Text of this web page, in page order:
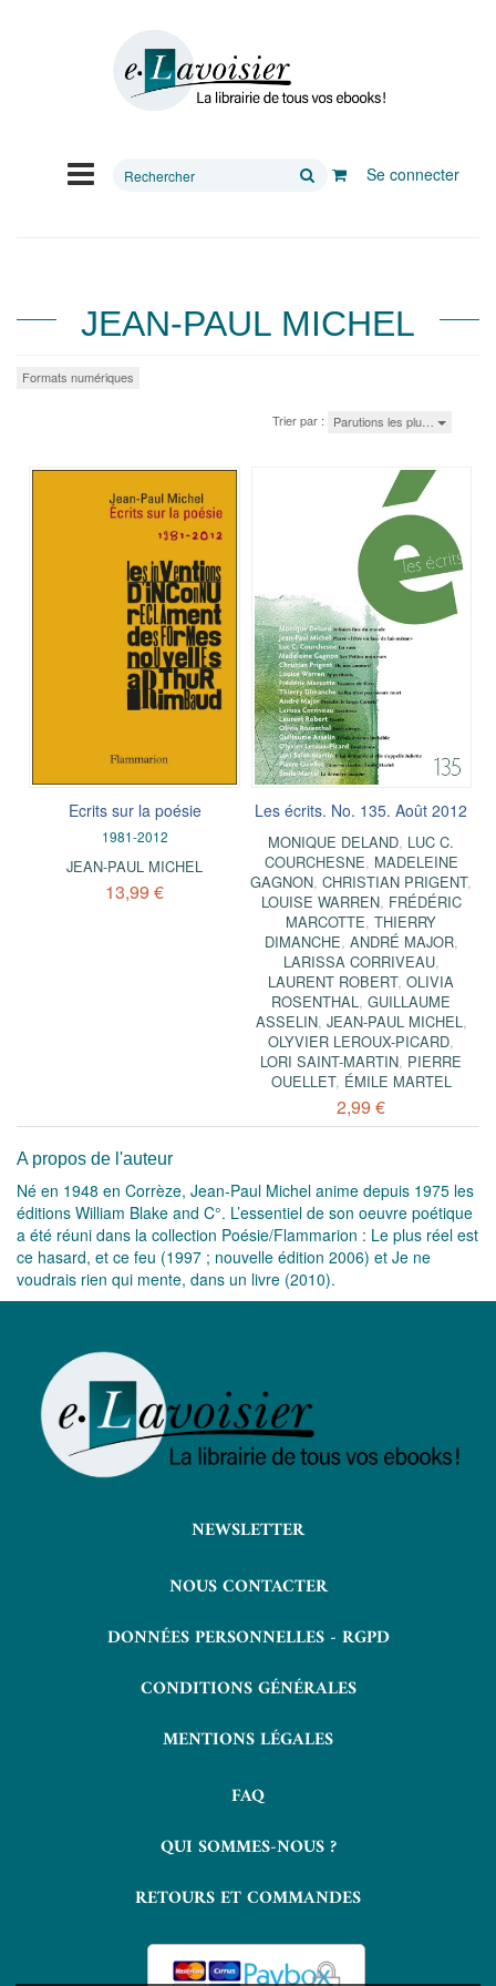
Rechercher
Se connecter
JEAN-PAUL MICHEL
Formats numériques
Trier par : Parutions les plu…
Ecrits sur la poésie
1981-2012
JEAN-PAUL MICHEL
13,99 €
Les écrits. No. 135. Août 2012
MONIQUE DELAND, LUC C.
COURCHESNE, MADELEINE
GAGNON,CHRISTIAN PRIGENT,
LOUISE WARREN, FRÉDÉRIC
MARCOTTE,THIERRY
DIMANCHE, ANDRÉ MAJOR,
LARISSA CORRIVEAU,
LAURENT ROBERT,OLIVIA
ROSENTHAL,GUILLAUME
ASSELIN, JEAN-PAUL MICHEL,
OLYVIER LEROUX-PICARD,
LORI SAINT-MARTIN, PIERRE
OUELLET, ÉMILE MARTEL
2,99 €
A propos de l'auteur
Né en 1948 en Corrèze, Jean-Paul Michel anime depuis 1975 les
éditions William Blake and C°. L’essentiel de son oeuvre poétique
a été réuni dans la collection Poésie/Flammarion : Le plus réel est
ce hasard, et ce feu (1997 ; nouvelle édition 2006) et Je ne
voudrais rien qui mente, dans un livre (2010).
NEWSLETTER
NOUS CONTACTER
DONNÉES PERSONNELLES - RGPD
CONDITIONS GÉNÉRALES
MENTIONS LÉGALES
FAQ
QUI SOMMES-NOUS ?
RETOURS ET COMMANDES